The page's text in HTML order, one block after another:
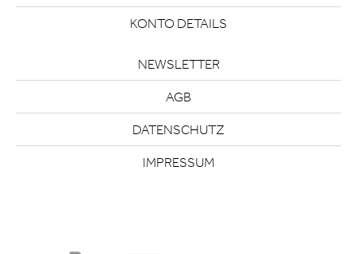
KONTO DETAILS
NEWSLETTER
AGB
DATENSCHUTZ
IMPRESSUM